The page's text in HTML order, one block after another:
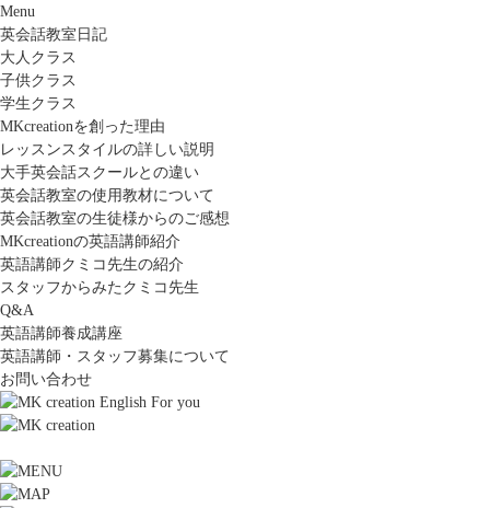
Menu
英会話教室日記
大人クラス
子供クラス
学生クラス
MKcreationを創った理由
レッスンスタイルの詳しい説明
大手英会話スクールとの違い
英会話教室の使用教材について
英会話教室の生徒様からのご感想
MKcreationの英語講師紹介
英語講師クミコ先生の紹介
スタッフからみたクミコ先生
Q&A
英語講師養成講座
英語講師・スタッフ募集について
お問い合わせ